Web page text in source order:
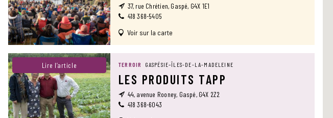
37, rue Chrétien, Gaspé, G4X 1E1
418 368-5405
Voir sur la carte
Lire l’article TERROIR GASPÉSIE–ÎLES-DE-LA-MADELEINE
LES PRODUITS TAPP
44, avenue Rooney, Gaspé, G4X 2Z2
418 368-6043